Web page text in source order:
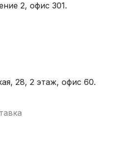
2, офис 301.
28, 2 этаж, офис 60.